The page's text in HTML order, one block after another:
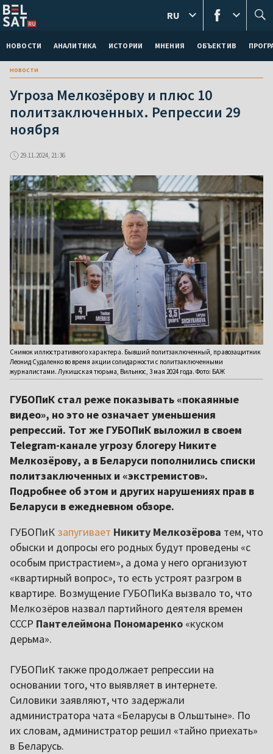
НОВОСТИ АНАЛИТИКА ИСТОРИИ МНЕНИЯ ОБЪЕКТИВ
RU
новости
Угроза Мелкозёрову и плюс 10
политзаключенных. Репрессии 29
ноября
29.11.2024, 21:36
Снимок иллюстративного характера. Бывший политзаключенный, правозащитник
Леонид Судаленко во время акции солидарности с политзаключенными
журналистами. Лукишская тюрьма, Вильнюс, 3 мая 2024 года. Фото: БАЖ
ГУБОПиК стал реже показывать «покаянные
видео», но это не означает уменьшения
репрессий. Тот же ГУБОПиК выложил в своем
Telegram-канале угрозу блогеру Никите
Мелкозёрову, а в Беларуси пополнились списки
политзаключенных и «экстремистов».
Подробнее об этом и других нарушениях прав в
Беларуси в ежедневном обзоре.
ГУБОПиК запугивает Никиту Мелкозёрова тем, что
обыски и допросы его родных будут проведены «с
особым пристрастием», а дома у него организуют
«квартирный вопрос», то есть устроят разгром в
квартире. Возмущение ГУБОПиКа вызвало то, что
Мелкозёров назвал партийного деятеля времен
СССР Пантелеймона Пономаренко «куском
дерьма».
ГУБОПиК также продолжает репрессии на
основании того, что выявляет в интернете.
Силовики заявляют, что задержали
администратора чата «Беларусы в Ольштыне». По
их словам, администратор решил «тайно приехать»
в Беларусь.